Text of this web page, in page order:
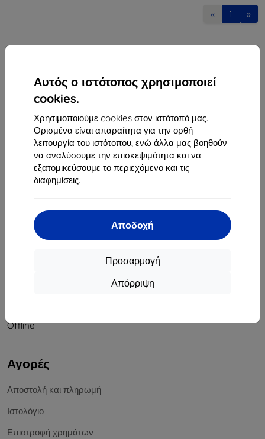
Αυτός ο ιστότοπος χρησιμοποιεί
cookies.
Χρησιμοποιούμε cookies στον ιστότοπό μας.
Ορισμένα είναι απαραίτητα για την ορθή
λειτουργία του ιστότοπου, ενώ άλλα μας βοηθούν
να αναλύσουμε την επισκεψιμότητα και να
εξατομικεύσουμε το περιεχόμενο και τις
διαφημίσεις.
Αποδοχή
Προσαρμογή
Απόρριψη
« 1 »
Οδός Rudolfa Mocka 3750/2A
841 04 Bratislava
Αριθμός Μητρώου Εταιρείας:46701494
ΑΦΜ ΦΠΑ:SK2023549671
Επικοινωνία
info@top4mobile.eu
Offline
Αγορές
Αποστολή και πληρωμή
Ιστολόγιο
Επιστροφή χρημάτων